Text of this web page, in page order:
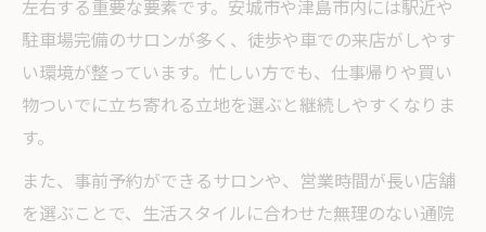
左右する重要な要素です。安城市や津島市内には駅近や
駐車場完備のサロンが多く、徒歩や車での来店がしやす
い環境が整っています。忙しい方でも、仕事帰りや買い
物ついでに立ち寄れる立地を選ぶと継続しやすくなりま
す。
また、事前予約ができるサロンや、営業時間が長い店舗
を選ぶことで、生活スタイルに合わせた無理のない通院